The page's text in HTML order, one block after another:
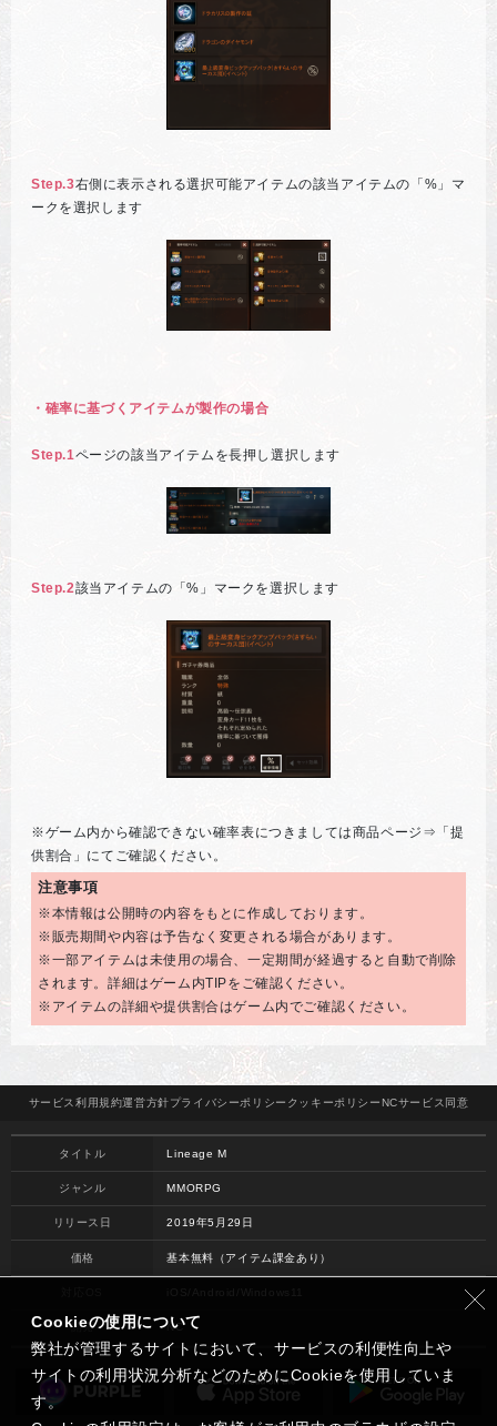
Step.3右側に表示される選択可能アイテムの該当アイテムの「%」マ
ークを選択します
・確率に基づくアイテムが製作の場合
Step.1ページの該当アイテムを長押し選択します
Step.2該当アイテムの「%」マークを選択します
※ゲーム内から確認できない確率表につきましては商品ページ⇒「提
供割合」にてご確認ください。
注意事項
※本情報は公開時の内容をもとに作成しております。
※販売期間や内容は予告なく変更される場合があります。
※一部アイテムは未使用の場合、一定期間が経過すると自動で削除
されます。詳細はゲーム内TIPをご確認ください。
※アイテムの詳細や提供割合はゲーム内でご確認ください。
サービス 利用規約運営方針プライバシーポリシー クッキーポリシーNCサービス 同意
タイトル Lineage M
ジャンル MMORPG
リリース日 2019年5月29日
価格 基本無料（アイテム課金あり）
開発 NC
Cookieの使用について
弊社が管理するサイトにおいて、サービスの利便性向上や
サイトの利用状況分析などのためにCookieを使用していま
す。